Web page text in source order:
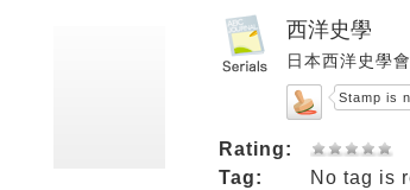
西洋史學
日本西洋史學
Stamp is
Rating:
Tag:
No tag is